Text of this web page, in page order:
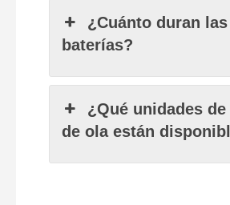
¿Cuánto duran las
baterías?
¿Qué unidades
de ola están